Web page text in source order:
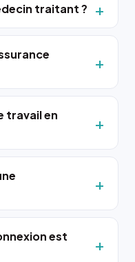
traitant ?
travail en
est